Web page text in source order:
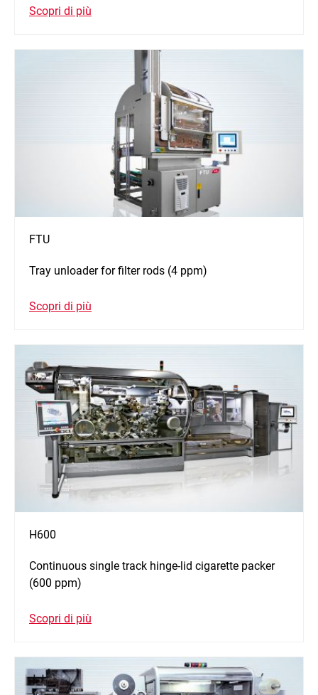
Scopri di più
FTU
Tray unloader for filter rods (4 ppm)
Scopri di più
H600
Continuous single track hinge-lid cigarette packer
(600 ppm)
Scopri di più